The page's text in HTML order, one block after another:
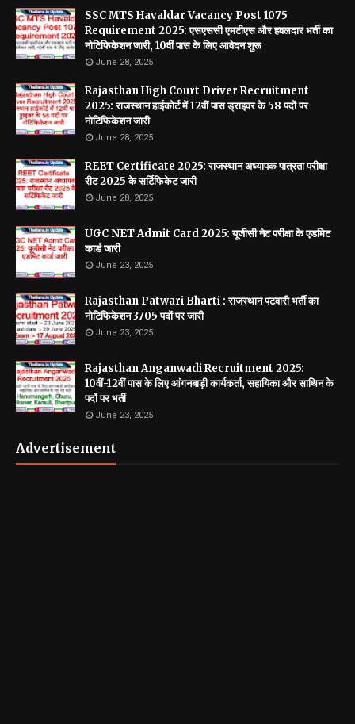
SSC MTS Havaldar Vacancy Post 1075
Requirement 2025: एसएससी एमटीएस और हवलदार भर्ती का
नोटिफिकेशन जारी, 10वीं पास के लिए आवेदन शुरू
June 28, 2025
Rajasthan High Court Driver Recruitment
2025: राजस्थान हाईकोर्ट में 12वीं पास ड्राइवर के 58 पदों पर
नोटिफिकेशन जारी
June 28, 2025
REET Certificate 2025: राजस्थान अध्यापक पात्रता परीक्षा
रीट 2025 के सर्टिफिकेट जारी
June 28, 2025
UGC NET Admit Card 2025: यूजीसी नेट परीक्षा के एडमिट
कार्ड जारी
June 23, 2025
Rajasthan Patwari Bharti : राजस्थान पटवारी भर्ती का
नोटिफिकेशन 3705 पदों पर जारी
June 23, 2025
Rajasthan Anganwadi Recruitment 2025:
10वीं-12वीं पास के लिए आंगनबाड़ी कार्यकर्ता, सहायिका और साथिन के
पदों पर भर्ती
June 23, 2025
Advertisement